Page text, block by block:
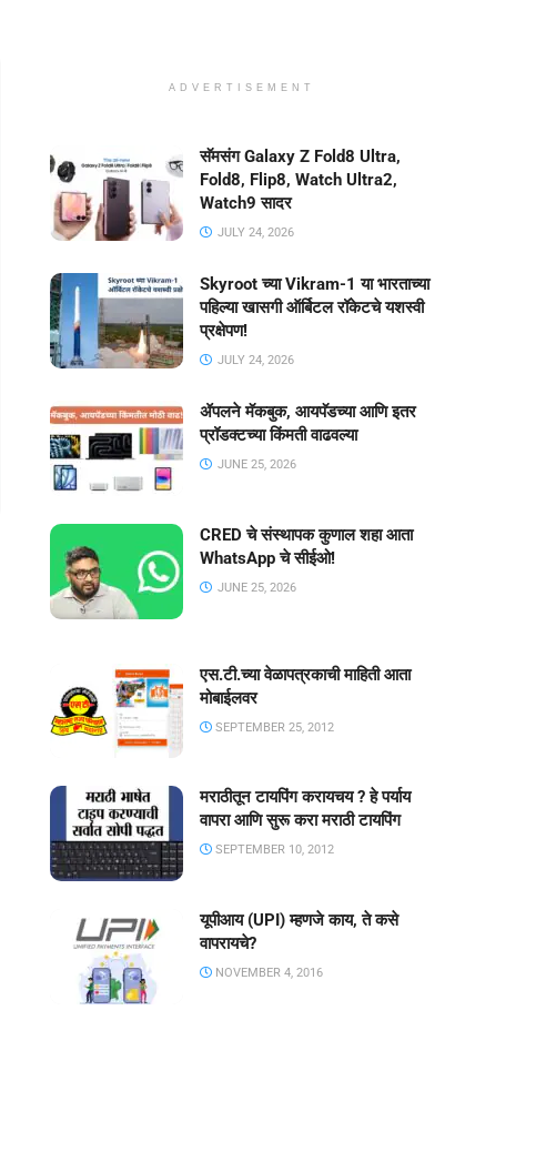
ADVERTISEMENT
सॅमसंग Galaxy Z Fold8 Ultra,
Fold8, Flip8, Watch Ultra2,
Watch9 सादर
JULY 24, 2026
Skyroot च्या Vikram-1 या भारताच्या
पहिल्या खासगी ऑर्बिटल रॉकेटचे यशस्वी
प्रक्षेपण!
JULY 24, 2026
ॲपलने मॅकबुक, आयपॅडच्या आणि इतर
प्रॉडक्टच्या किंमती वाढवल्या
JUNE 25, 2026
CRED चे संस्थापक कुणाल शहा आता
WhatsApp चे सीईओ!
JUNE 25, 2026
एस.टी.च्या वेळापत्रकाची माहिती आता
मोबाईलवर
SEPTEMBER 25, 2012
मराठीतून टायपिंग करायचय ? हे पर्याय
वापरा आणि सुरू करा मराठी टायपिंग
SEPTEMBER 10, 2012
यूपीआय (UPI) म्हणजे काय, ते कसे
वापरायचे?
NOVEMBER 4, 2016